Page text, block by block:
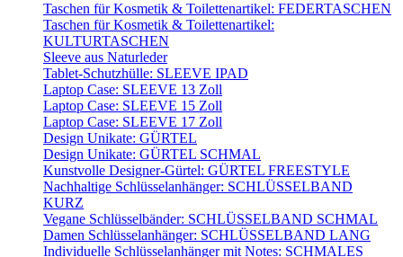
Taschen für Kosmetik & Toilettenartikel: FEDERTASCHEN
Taschen für Kosmetik & Toilettenartikel:
KULTURTASCHEN
Sleeve aus Naturleder
Tablet-Schutzhülle: SLEEVE IPAD
Laptop Case: SLEEVE 13 Zoll
Laptop Case: SLEEVE 15 Zoll
Laptop Case: SLEEVE 17 Zoll
Design Unikate: GÜRTEL
Design Unikate: GÜRTEL SCHMAL
Kunstvolle Designer-Gürtel: GÜRTEL FREESTYLE
Nachhaltige Schlüsselanhänger: SCHLÜSSELBAND
KURZ
Vegane Schlüsselbänder: SCHLÜSSELBAND SCHMAL
Damen Schlüsselanhänger: SCHLÜSSELBAND LANG
Individuelle Schlüsselanhänger mit Notes: SCHMALES